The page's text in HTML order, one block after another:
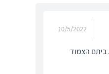
10/5/2022
ביתם הצמוד